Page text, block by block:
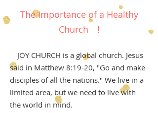
The Importance of a Healthy
Church !
JOY CHURCH is a global church. Jesus
said in Matthew 8:19-20, "Go and make
disciples of all the nations." We live in a
limited area, but we need to live with
the world in mind.